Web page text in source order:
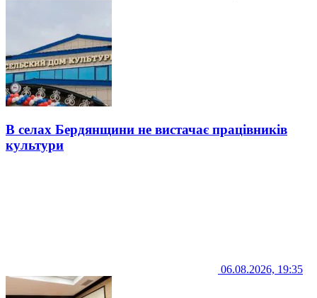
В селах Бердянщини не вистачає працівників
культури
06.08.2026, 19:35